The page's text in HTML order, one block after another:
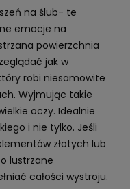
na ślub- te
emocje na
powierzchnia
jak w
robi niesamowite
Wyjmując takie
oczy. Idealnie
i nie tylko. Jeśli
złotych lub
lustrzane
całości wystroju.